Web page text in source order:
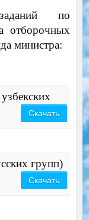
по
отборочных
министра:
Скачать
групп)
Скачать